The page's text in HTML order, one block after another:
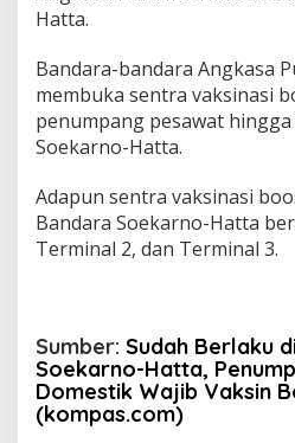
Hatta.
Bandara-bandara Angkasa
membuka sentra vaksinasi
penumpang pesawat
Soekarno-Hatta.
Adapun sentra vaksinasi
Bandara Soekarno-Hatta
Terminal 2, dan Terminal 3.
Sumber: Sudah Berlaku
Soekarno-Hatta,
Domestik Wajib Vaksin
(kompas.com)